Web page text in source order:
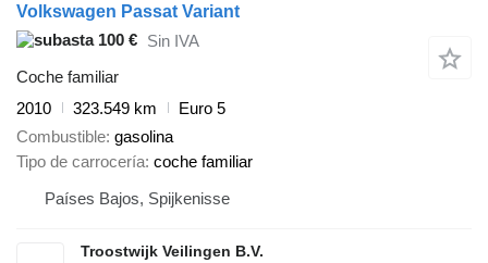
Volkswagen Passat Variant
100 € Sin IVA
Coche familiar
2010
323.549 km
Euro 5
Combustible gasolina
Tipo de carrocería coche familiar
Países Bajos, Spijkenisse
Troostwijk Veilingen B.V.